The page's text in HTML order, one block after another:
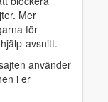
Mer
för
avsnitt.
använder
i er